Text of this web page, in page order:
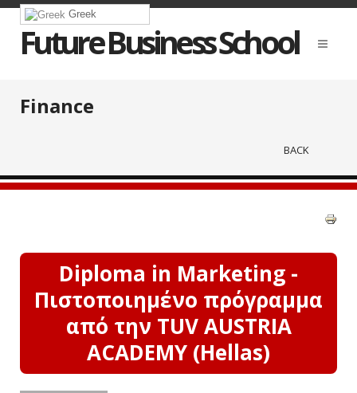
Greek
Future Business School
Finance
BACK
Diploma in Marketing -
Πιστοποιημένο πρόγραμμα
από την TUV AUSTRIA
ACADEMY (Hellas)